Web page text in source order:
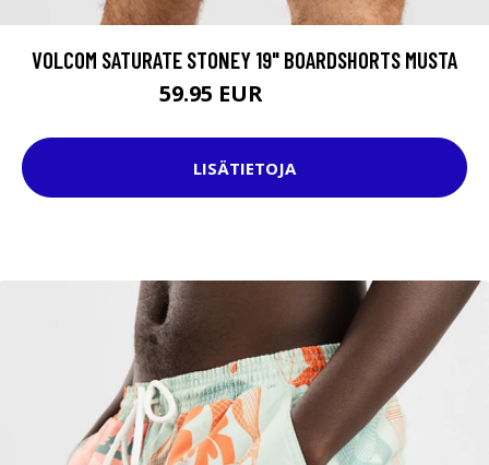
VOLCOM SATURATE STONEY 19" BOARDSHORTS MUSTA
59.95 EUR
LISÄTIETOJA